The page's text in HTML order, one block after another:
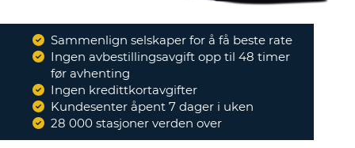
pålitelig billeie. God
før avhenting av bilen.
slipper å..."
HEIKKI
Sammenlign selskaper for å få beste rate
Ingen avbestillingsavgift opp til 48 timer
før avhenting
Ingen kredittkortavgifter
Kundesenter åpent 7 dager i uken
28 000 stasjoner verden over